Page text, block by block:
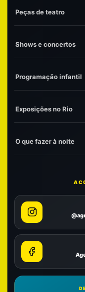
Peças de teatro
Shows e concertos
Programação infantil
Exposições no Rio
O que fazer à noite